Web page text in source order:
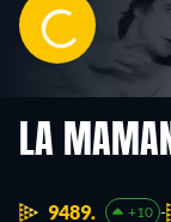
LA
9489. +10